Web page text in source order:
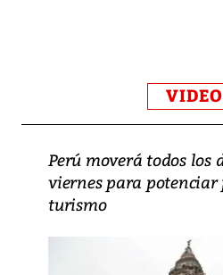
Perú moverá todos los
viernes para
turismo